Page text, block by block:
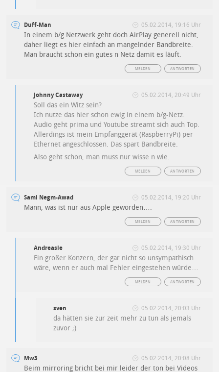
Duff-Man 05.02.2014, 19:16 Uhr
In einem b/g Netzwerk geht doch AirPlay generell nicht,
daher liegt es hier einfach an mangelnder Bandbreite.
Man braucht schon ein gutes n Netz damit es läuft.
ANTWORTEN
MELDEN
Johnny Castaway 05.02.2014, 20:49 Uhr
Soll das ein Witz sein?
Ich nutze das hier schon ewig in einem b/g-Netz.
Audio geht prima und Youtube streamt sich auch Top.
Allerdings ist mein Empfanggerät (RaspberryPi) per
Ethernet angeschlossen. Das spart Bandbreite.
Also geht schon, man muss nur wisse n wie.
ANTWORTEN
MELDEN
Sami Negm-Awad 05.02.2014, 19:20 Uhr
Mann, was ist nur aus Apple geworden….
ANTWORTEN
MELDEN
Andreasle 05.02.2014, 19:30 Uhr
Ein großer Konzern, der gar nicht so unsympathisch
wäre, wenn er auch mal Fehler eingestehen würde…
ANTWORTEN
MELDEN
sven 05.02.2014, 20:03 Uhr
da hätten sie zur zeit mehr zu tun als jemals
zuvor ;)
Mw3 05.02.2014, 20:08 Uhr
Beim mirroring bricht bei mir leider der ton bei Videos